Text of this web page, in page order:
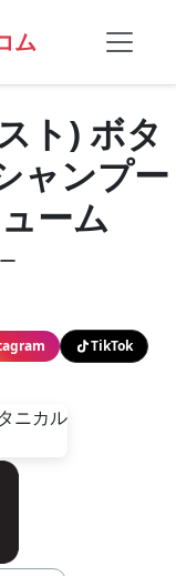
ム
ト) ボタ
ャンプー
ーム
TikTok